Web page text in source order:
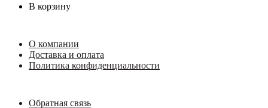
В корзину
О компании
Доставка и оплата
Политика конфиденциальности
Обратная связь